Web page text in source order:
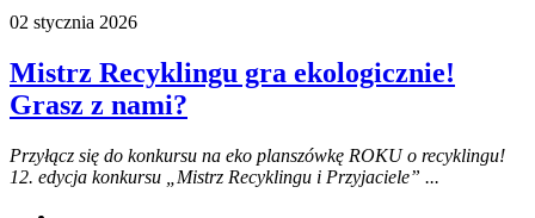
02 stycznia 2026
Mistrz Recyklingu gra ekologicznie!
Grasz z nami?
Przyłącz się do konkursu na eko planszówkę ROKU o recyklingu!
12. edycja konkursu „Mistrz Recyklingu i Przyjaciele” ...